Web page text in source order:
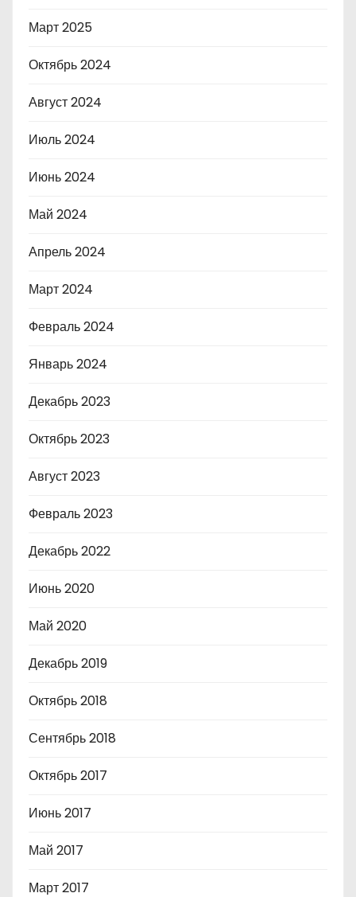
Март 2025
Октябрь 2024
Август 2024
Июль 2024
Июнь 2024
Май 2024
Апрель 2024
Март 2024
Февраль 2024
Январь 2024
Декабрь 2023
Октябрь 2023
Август 2023
Февраль 2023
Декабрь 2022
Июнь 2020
Май 2020
Декабрь 2019
Октябрь 2018
Сентябрь 2018
Октябрь 2017
Июнь 2017
Май 2017
Март 2017